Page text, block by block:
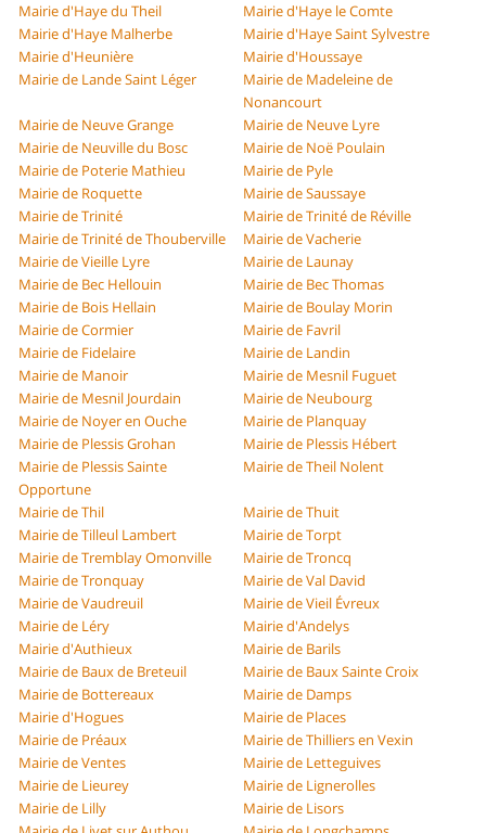
Mairie d'Haye du Theil
Mairie d'Haye le Comte
Mairie d'Haye Malherbe
Mairie d'Haye Saint Sylvestre
Mairie d'Heunière
Mairie d'Houssaye
Mairie de Lande Saint Léger
Mairie de Madeleine de
Nonancourt
Mairie de Neuve Grange
Mairie de Neuve Lyre
Mairie de Neuville du Bosc
Mairie de Noë Poulain
Mairie de Poterie Mathieu
Mairie de Pyle
Mairie de Roquette
Mairie de Saussaye
Mairie de Trinité
Mairie de Trinité de Réville
Mairie de Trinité de Thouberville
Mairie de Vacherie
Mairie de Vieille Lyre
Mairie de Launay
Mairie de Bec Hellouin
Mairie de Bec Thomas
Mairie de Bois Hellain
Mairie de Boulay Morin
Mairie de Cormier
Mairie de Favril
Mairie de Fidelaire
Mairie de Landin
Mairie de Manoir
Mairie de Mesnil Fuguet
Mairie de Mesnil Jourdain
Mairie de Neubourg
Mairie de Noyer en Ouche
Mairie de Planquay
Mairie de Plessis Grohan
Mairie de Plessis Hébert
Mairie de Plessis Sainte
Opportune
Mairie de Theil Nolent
Mairie de Thil
Mairie de Thuit
Mairie de Tilleul Lambert
Mairie de Torpt
Mairie de Tremblay Omonville
Mairie de Troncq
Mairie de Tronquay
Mairie de Val David
Mairie de Vaudreuil
Mairie de Vieil Évreux
Mairie de Léry
Mairie d'Andelys
Mairie d'Authieux
Mairie de Barils
Mairie de Baux de Breteuil
Mairie de Baux Sainte Croix
Mairie de Bottereaux
Mairie de Damps
Mairie d'Hogues
Mairie de Places
Mairie de Préaux
Mairie de Thilliers en Vexin
Mairie de Ventes
Mairie de Letteguives
Mairie de Lieurey
Mairie de Lignerolles
Mairie de Lilly
Mairie de Lisors